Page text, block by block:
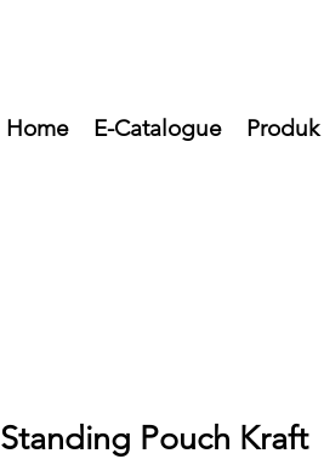
Home E-Catalogue Produk
Standing Pouch Kraft